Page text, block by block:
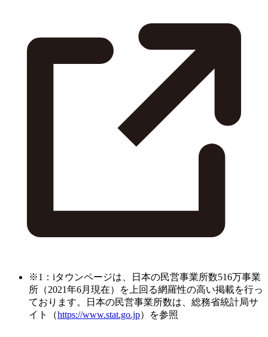
※1：iタウンページは、日本の民営事業所数516万事業
所（2021年6月現在）を上回る網羅性の高い掲載を行っ
ております。日本の民営事業所数は、総務省統計局サ
イト（https://www.stat.go.jp）を参照